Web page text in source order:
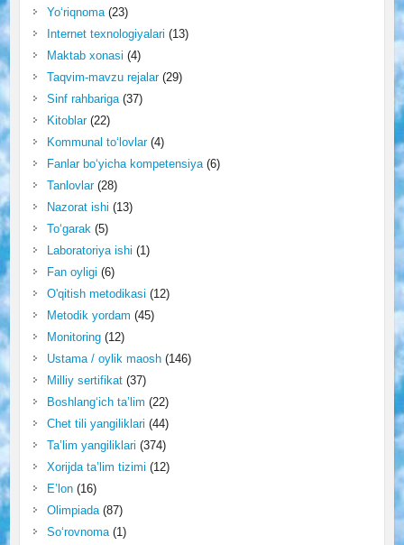
Yo‘riqnoma(23)
Internet texnologiyalari (13)
Maktab xonasi (4)
Taqvim-mavzu rejalar(29)
Sinf rahbariga(37)
Kitoblar(22)
Kommunal to‘lovlar(4)
Fanlar bo‘yicha kompetensiya(6)
Tanlovlar(28)
Nazorat ishi (13)
To‘garak (5)
Laboratoriya ishi (1)
Fan oyligi (6)
O'qitish metodikasi (12)
Metodik yordam (45)
Monitoring(12)
Ustama / oylik maosh(146)
Milliy sertifikat(37)
Boshlang‘ich ta’lim (22)
Chet tili yangiliklari (44)
Ta’lim yangiliklari (374)
Xorijda ta’lim tizimi (12)
E’lon(16)
Olimpiada(87)
So‘rovnoma(1)